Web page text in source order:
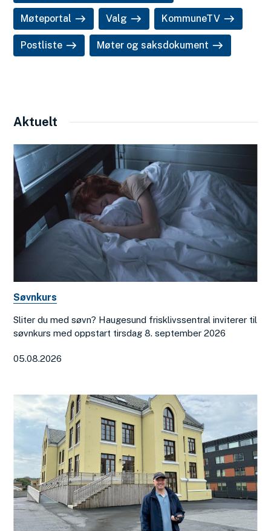
Møteportal Valg KommuneTV
Postliste Møter og saksdokument
Aktuelt
05.08.2026
Søvnkurs
Sliter du med søvn? Haugesund frisklivssentral inviterer til
søvnkurs med oppstart tirsdag 8. september 2026